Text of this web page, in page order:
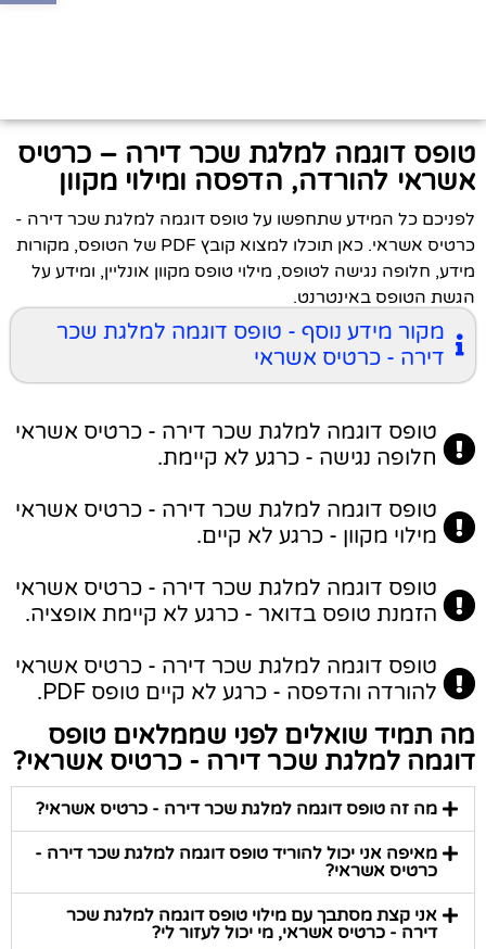
טופס דוגמה למלגת שכר דירה – כרטיס
אשראי להורדה, הדפסה ומילוי מקוון
לפניכם כל המידע שתחפשו על טופס דוגמה למלגת שכר דירה -
כרטיס אשראי. כאן תוכלו למצוא קובץ PDF של הטופס, מקורות
מידע, חלופה נגישה לטופס, מילוי טופס מקוון אונליין, ומידע על
הגשת הטופס באינטרנט.
מקור מידע נוסף - טופס דוגמה למלגת שכר
דירה - כרטיס אשראי
טופס דוגמה למלגת שכר דירה - כרטיס אשראי
חלופה נגישה - כרגע לא קיימת.
טופס דוגמה למלגת שכר דירה - כרטיס אשראי
מילוי מקוון - כרגע לא קיים.
טופס דוגמה למלגת שכר דירה - כרטיס אשראי
הזמנת טופס בדואר - כרגע לא קיימת אופציה.
טופס דוגמה למלגת שכר דירה - כרטיס אשראי
להורדה והדפסה - כרגע לא קיים טופס PDF.
מה תמיד שואלים לפני שממלאים טופס
דוגמה למלגת שכר דירה - כרטיס אשראי?
מה זה טופס דוגמה למלגת שכר דירה - כרטיס אשראי?
מאיפה אני יכול להוריד טופס דוגמה למלגת שכר דירה -
כרטיס אשראי?
אני קצת מסתבך עם מילוי טופס דוגמה למלגת שכר
דירה - כרטיס אשראי, מי יכול לעזור לי?